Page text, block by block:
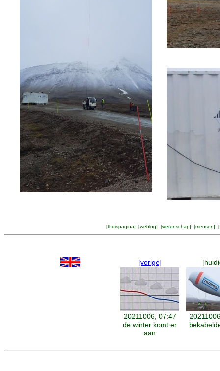
[thuispagina] [weblog] [wetenschap] [mensen] [
[vorige]
20211006, 07:47
de winter komt er
aan